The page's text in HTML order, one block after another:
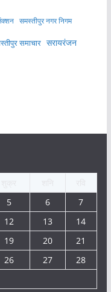
समस्तीपुर नगर निगम
समाचार सरायरंजन
5 6
7
12 13
14
19 20
21
26 27
28